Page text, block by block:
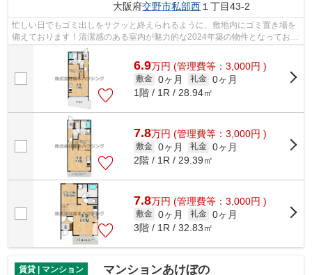
大阪府交野市私部西 １丁目43-2
忙しい日でもゴミ出しをサクッと終えられるように、敷地内にゴミ置き場を
備えております！清潔感のある室内が魅力的な2024年築の物件となってお
り、一押しです！平坦な場所にあるアパ...
6.9万円 (管理費等：3,000円 )
敷金 0ヶ月 礼金 0ヶ月
1階 / 1R / 28.94㎡
7.8万円 (管理費等：3,000円 )
敷金 0ヶ月 礼金 0ヶ月
2階 / 1R / 29.39㎡
7.8万円 (管理費等：3,000円 )
敷金 0ヶ月 礼金 0ヶ月
3階 / 1R / 32.83㎡
賃貸 | マンション マンションあけぼの